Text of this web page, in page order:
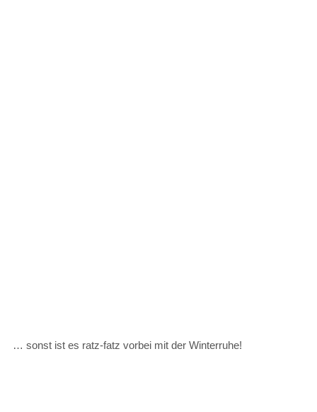
… sonst ist es ratz-fatz vorbei mit der Winterruhe!